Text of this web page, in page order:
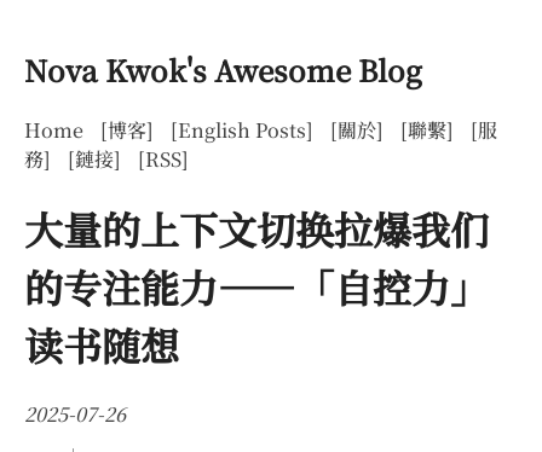
Nova Kwok's Awesome Blog
Home [博客] [English Posts] [關於] [聯繫]
[服
務]
[鏈接] [RSS]
大量的上下文切换拉爆我们
的专注能力——「自控力」
读书随想
2025-07-26